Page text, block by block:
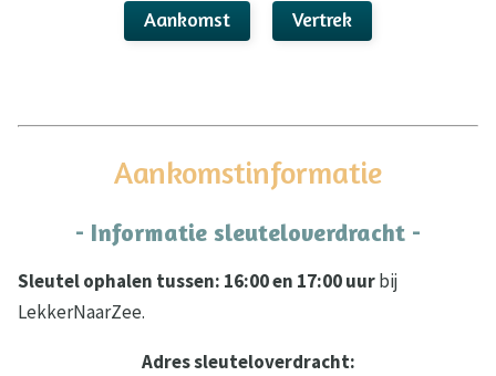
Aankomst Vertrek
Aankomstinformatie
- Informatie sleuteloverdracht -
Sleutel ophalen tussen: 16:00 en 17:00 uurbij
LekkerNaarZee.
Adres sleuteloverdracht: